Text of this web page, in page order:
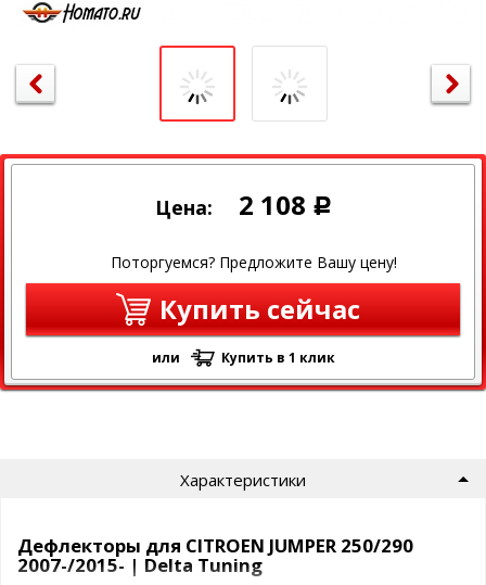
Цена: 2 108 Р
Поторгуемся? Предложите Вашу цену!
Купить сейчас
или Купить в 1 клик
Характеристики
Дефлекторы для CITROEN JUMPER 250/290
2007-/2015- | Delta Tuning